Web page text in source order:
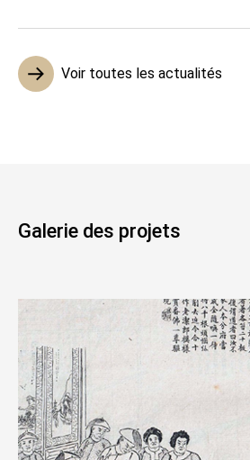
Voir toutes les actualités
Galerie des projets